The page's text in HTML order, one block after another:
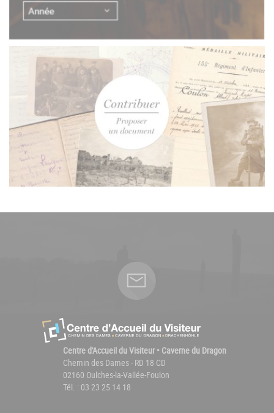
Centre d'Accueil du Visiteur • Caverne du Dragon
Chemin des Dames - RD 18 CD
02160 Oulches-la-Vallée-Foulon
Tél. : 03 23 25 14 18